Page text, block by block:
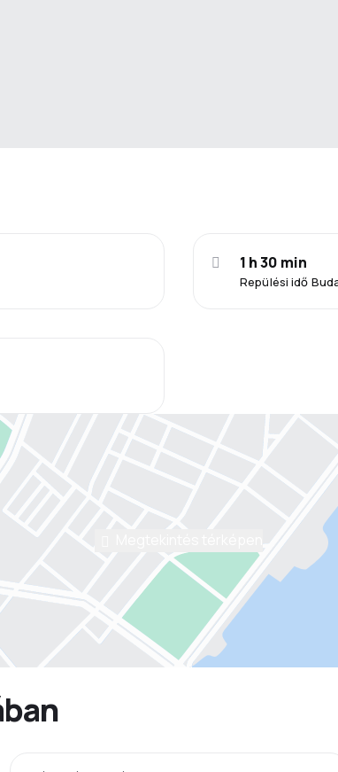
Repülési idő
1 h 30 min